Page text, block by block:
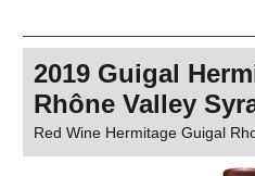
2019 Guigal
Rhône Valley
Red Wine Hermitage Guigal